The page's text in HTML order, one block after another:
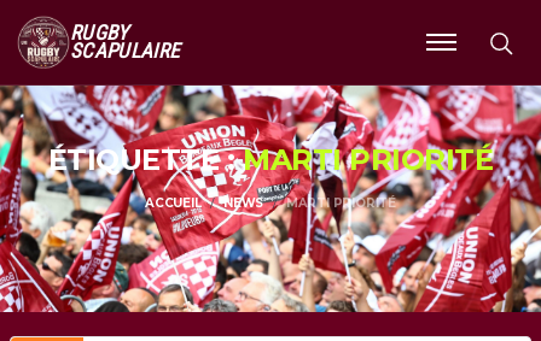
RUGBY
SCAPULAIRE
Ouvrir
le
menu
ÉTIQUETTE :MARTI PRIORITÉ
ACCUEIL NEWS MARTI PRIORITÉ